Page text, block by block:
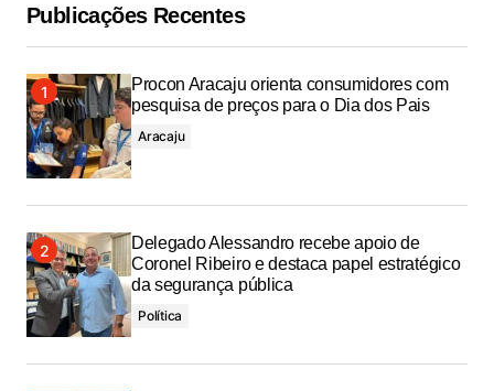
Publicações Recentes
Procon Aracaju orienta consumidores com
pesquisa de preços para o Dia dos Pais
Aracaju
Delegado Alessandro recebe apoio de
Coronel Ribeiro e destaca papel estratégico
da segurança pública
Política